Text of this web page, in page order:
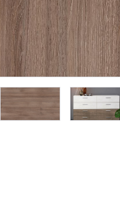
ФАНЕРА
ПРОФИЛЬ
КЛЕЙ